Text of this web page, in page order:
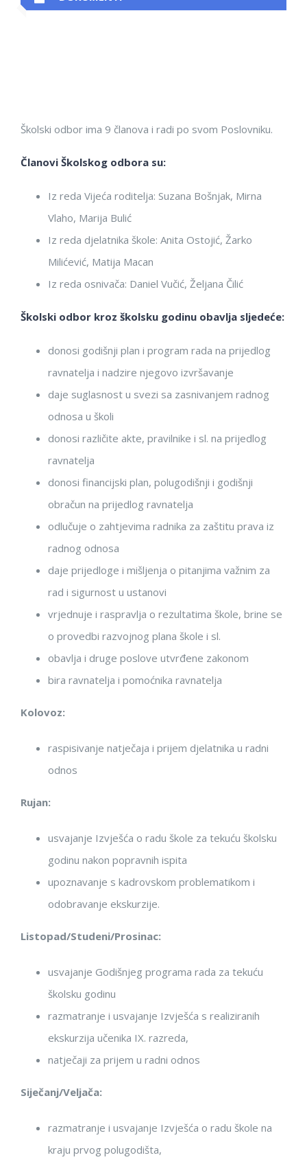
Školski odbor ima 9 članova i radi po svom Poslovniku.
Članovi Školskog odbora su:
Iz reda Vijeća roditelja: Suzana Bošnjak, Mirna
Vlaho, Marija Bulić
Iz reda djelatnika škole: Anita Ostojić, Žarko
Milićević, Matija Macan
Iz reda osnivača: Daniel Vučić, Željana Čilić
Školski odbor kroz školsku godinu obavlja sljedeće:
donosi godišnji plan i program rada na prijedlog
ravnatelja i nadzire njegovo izvršavanje
daje suglasnost u svezi sa zasnivanjem radnog
odnosa u školi
donosi različite akte, pravilnike i sl. na prijedlog
ravnatelja
donosi financijski plan, polugodišnji i godišnji
obračun na prijedlog ravnatelja
odlučuje o zahtjevima radnika za zaštitu prava iz
radnog odnosa
daje prijedloge i mišljenja o pitanjima važnim za
rad i sigurnost u ustanovi
vrjednuje i raspravlja o rezultatima škole, brine se
o provedbi razvojnog plana škole i sl.
obavlja i druge poslove utvrđene zakonom
bira ravnatelja i pomoćnika ravnatelja
Kolovoz:
raspisivanje natječaja i prijem djelatnika u radni
odnos
Rujan:
usvajanje Izvješća o radu škole za tekuću školsku
godinu nakon popravnih ispita
upoznavanje s kadrovskom problematikom i
odobravanje ekskurzije.
Listopad/Studeni/Prosinac:
usvajanje Godišnjeg programa rada za tekuću
školsku godinu
razmatranje i usvajanje Izvješća s realiziranih
ekskurzija učenika IX. razreda,
natječaji za prijem u radni odnos
Siječanj/Veljača:
razmatranje i usvajanje Izvješća o radu škole na
kraju prvog polugodišta,